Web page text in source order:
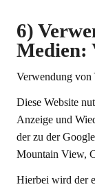
6)
Medien:
Verwendung von
Diese Website
Anzeige und
der zu der
Mountain View,
Hierbei wird der